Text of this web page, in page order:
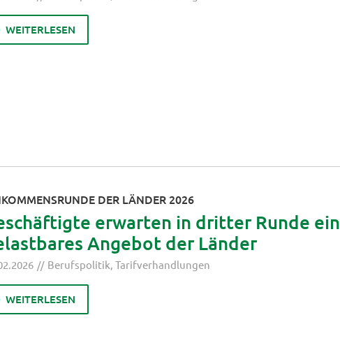
WEITERLESEN
DER LÄNDER 2026
erwarten in dritter Runde ein
Angebot der Länder
Berufspolitik,Tarifverhandlungen
WEITERLESEN